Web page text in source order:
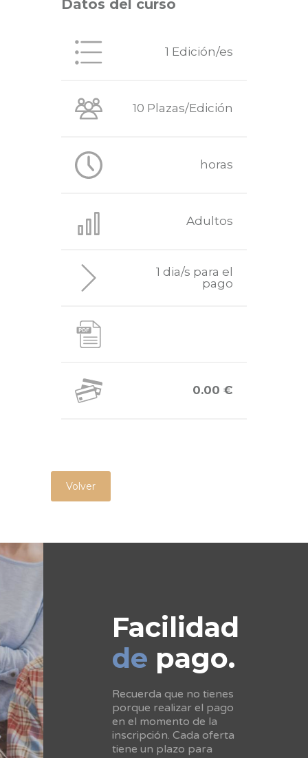
Datos del curso
1 Edición/es
10 Plazas/Edición
horas
Adultos
1 dia/s para el
pago
0.00 €
Volver
Facilidad
de pago.
Recuerda que no tienes
porque realizar el pago
en el momento de la
inscripción. Cada oferta
tiene un plazo para